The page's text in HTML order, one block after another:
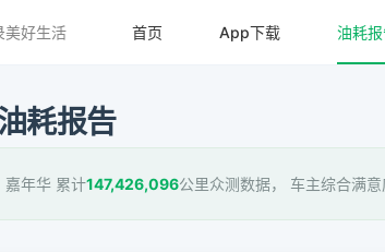
美好生活 首页 App下载 油耗
耗报告
嘉年华 累计147,426,096公里众测数据， 车主综合满意